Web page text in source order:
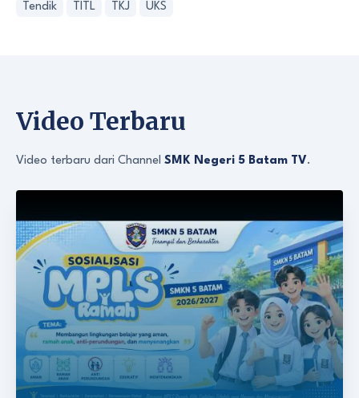
Tendik TITL TKJ UKS
Video Terbaru
Video terbaru dari Channel SMK Negeri 5 Batam TV.